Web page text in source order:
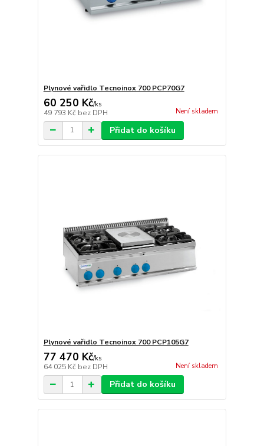
Plynové vařidlo Tecnoinox 700 PCP70G7
60 250 Kč/ks
49 793 Kč bez DPH Není skladem
Přidat do košíku
Plynové vařidlo Tecnoinox 700 PCP105G7
77 470 Kč/ks
64 025 Kč bez DPH Není skladem
Přidat do košíku